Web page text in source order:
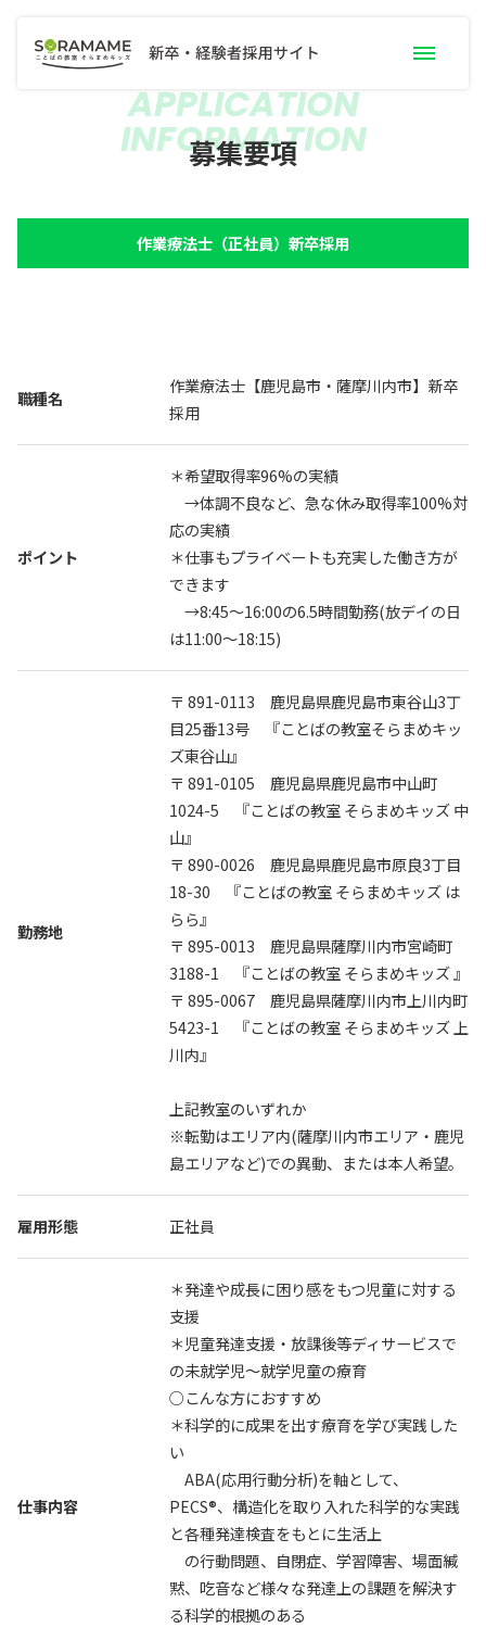
募集要項一覧
新卒採用案内
採用エントリー
オンライン説明会
オンライン説明会へのエントリーはこちら
募集要項
APPLICATION
INFORMATION
作業療法士（正社員）新卒採用
職種名
作業療法士【鹿児島市・薩摩川内市】新卒
採用
ポイント
＊希望取得率96%の実績
→体調不良など、急な休み取得率100%対
応の実績
＊仕事もプライベートも充実した働き方が
できます
→8:45〜16:00の6.5時間勤務(放デイの日
は11:00～18:15)
勤務地
〒 891-0113 鹿児島県鹿児島市東谷山3丁
目25番13号 『ことばの教室そらまめキッ
ズ東谷山』
〒 891-0105 鹿児島県鹿児島市中山町
1024-5 『ことばの教室 そらまめキッズ 中
山』
〒 890-0026 鹿児島県鹿児島市原良3丁目
18-30 『ことばの教室 そらまめキッズ は
らら』
〒 895-0013 鹿児島県薩摩川内市宮崎町
3188-1 『ことばの教室 そらまめキッズ 』
〒 895-0067 鹿児島県薩摩川内市上川内町
5423-1 『ことばの教室 そらまめキッズ 上
川内』
上記教室のいずれか
※転勤はエリア内(薩摩川内市エリア・鹿児
島エリアなど)での異動、または本人希望。
雇用形態 正社員
仕事内容
＊発達や成長に困り感をもつ児童に対する
支援
＊児童発達支援・放課後等ディサービスで
の未就学児〜就学児童の療育
○こんな方におすすめ
＊科学的に成果を出す療育を学び実践した
い
ABA(応用行動分析)を軸として、
PECS®、構造化を取り入れた科学的な実践
と各種発達検査をもとに生活上
の行動問題、自閉症、学習障害、場面緘
黙、吃音など様々な発達上の課題を解決す
る科学的根拠のある